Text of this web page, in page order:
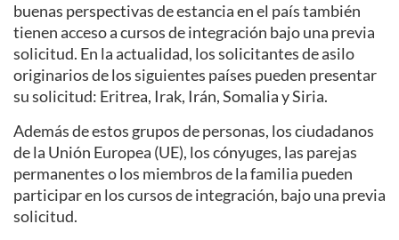
buenas perspectivas de estancia en el país también
tienen acceso a cursos de integración bajo una previa
solicitud. En la actualidad, los solicitantes de asilo
originarios de los siguientes países pueden presentar
su solicitud: Eritrea, Irak, Irán, Somalia y Siria.
Además de estos grupos de personas, los ciudadanos
de la Unión Europea (UE), los cónyuges, las parejas
permanentes o los miembros de la familia pueden
participar en los cursos de integración, bajo una previa
solicitud.